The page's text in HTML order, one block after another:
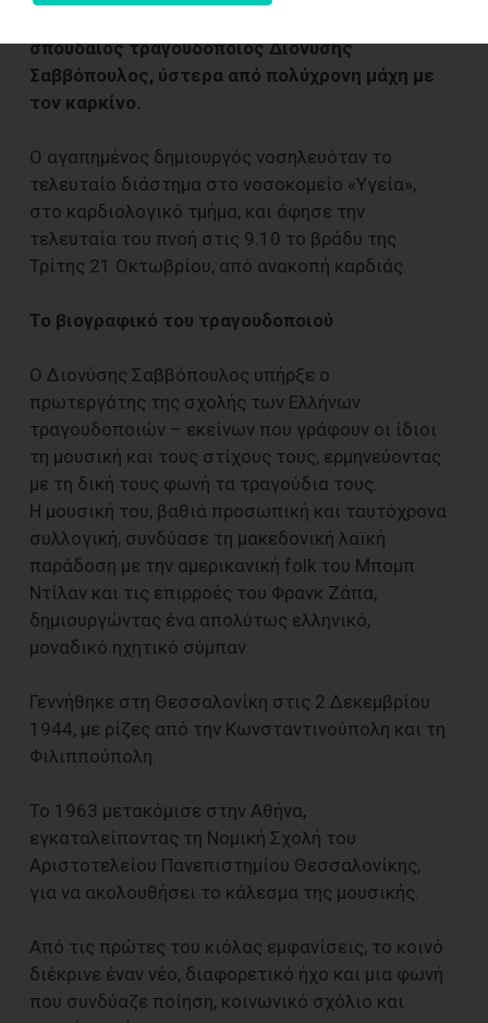
σπουδαίος τραγουδοποιός Διονύσης
Σαββόπουλος, ύστερα από πολύχρονη μάχη με
τον καρκίνο.
Ο αγαπημένος δημιουργός νοσηλευόταν το
τελευταίο διάστημα στο νοσοκομείο «Υγεία»,
στο καρδιολογικό τμήμα, και άφησε την
τελευταία του πνοή στις 9.10 το βράδυ της
Τρίτης 21 Οκτωβρίου, από ανακοπή καρδιάς.
Το βιογραφικό του τραγουδοποιού
Ο Διονύσης Σαββόπουλος υπήρξε ο
πρωτεργάτης της σχολής των Ελλήνων
τραγουδοποιών – εκείνων που γράφουν οι ίδιοι
τη μουσική και τους στίχους τους, ερμηνεύοντας
με τη δική τους φωνή τα τραγούδια τους.
Η μουσική του, βαθιά προσωπική και ταυτόχρονα
συλλογική, συνδύασε τη μακεδονική λαϊκή
παράδοση με την αμερικανική folk του Μπομπ
Ντίλαν και τις επιρροές του Φρανκ Ζάπα,
δημιουργώντας ένα απολύτως ελληνικό,
μοναδικό ηχητικό σύμπαν.
Γεννήθηκε στη Θεσσαλονίκη στις 2 Δεκεμβρίου
1944, με ρίζες από την Κωνσταντινούπολη και τη
Φιλιππούπολη.
Το 1963 μετακόμισε στην Αθήνα,
εγκαταλείποντας τη Νομική Σχολή του
Αριστοτελείου Πανεπιστημίου Θεσσαλονίκης,
για να ακολουθήσει το κάλεσμα της μουσικής.
Από τις πρώτες του κιόλας εμφανίσεις, το κοινό
διέκρινε έναν νέο, διαφορετικό ήχο και μια φωνή
που συνδύαζε ποίηση, κοινωνικό σχόλιο και